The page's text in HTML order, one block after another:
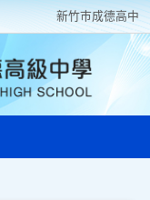
新竹巿成德高中